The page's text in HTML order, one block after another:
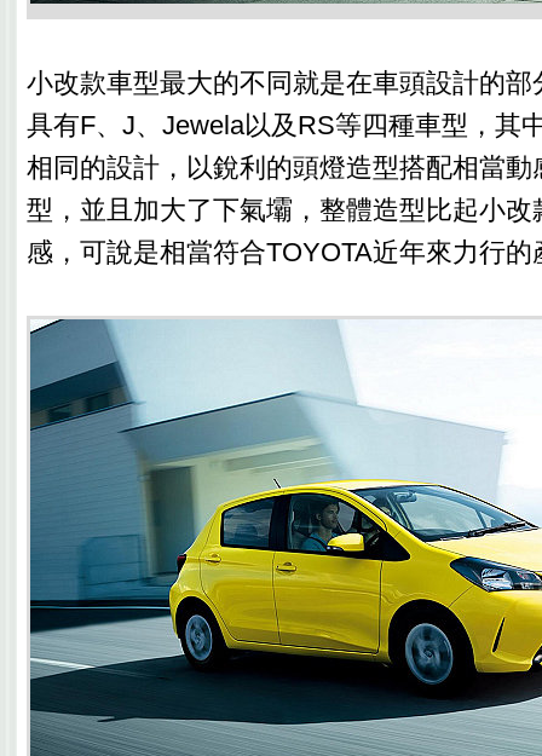
小改款車型最大的不同就是在車頭設計的
具有F、J、Jewela以及RS等四種車型，其
相同的設計，以銳利的頭燈造型搭配相當動
型，並且加大了下氣壩，整體造型比起小改
感，可說是相當符合TOYOTA近年來力行的